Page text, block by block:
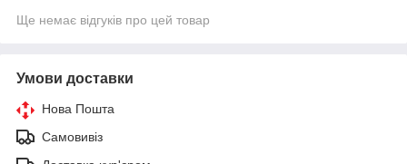
Ще немає відгуків про цей товар
Умови доставки
Нова Пошта
Самовивіз